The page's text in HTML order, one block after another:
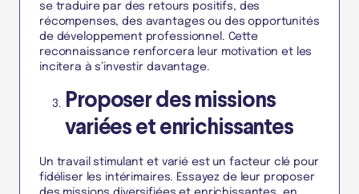
se traduire par des retours positifs, des
récompenses, des avantages ou des opportunités
de développement professionnel. Cette
reconnaissance renforcera leur motivation et les
incitera à s’investir davantage.
Proposer des missions
variées et enrichissantes
Un travail stimulant et varié est un facteur clé pour
fidéliser les intérimaires. Essayez de leur proposer